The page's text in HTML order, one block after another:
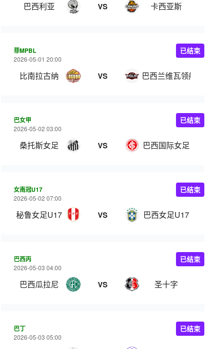
巴西利亚 VS 卡西亚斯
菲MPBL
2026-05-01 20:00
比南拉古纳 VS 巴西兰维瓦领航
已结束
巴女甲
2026-05-02 03:00
桑托斯女足 VS 巴西国际女足
已结束
女南冠U17
2026-05-02 07:00
秘鲁女足U17 VS 巴西女足U17
已结束
巴西丙
2026-05-03 04:00
巴西瓜拉尼 VS 圣十字
已结束
巴丁
2026-05-03 05:00
已结束